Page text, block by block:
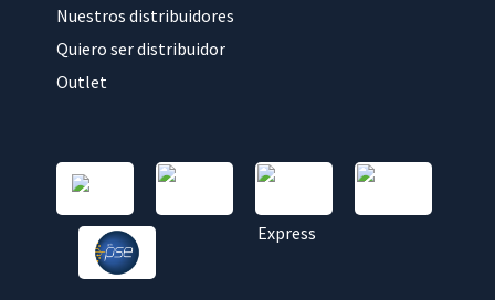
Nuestros distribuidores
Quiero ser distribuidor
Outlet